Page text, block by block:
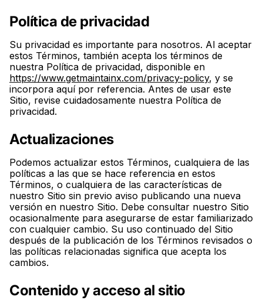
Política de privacidad
Su privacidad es importante para nosotros. Al aceptar
estos Términos, también acepta los términos de
nuestra Política de privacidad, disponible en
https://www.getmaintainx.com/privacy-policy, y se
incorpora aquí por referencia. Antes de usar este
Sitio, revise cuidadosamente nuestra Política de
privacidad.
Actualizaciones
Podemos actualizar estos Términos, cualquiera de las
políticas a las que se hace referencia en estos
Términos, o cualquiera de las características de
nuestro Sitio sin previo aviso publicando una nueva
versión en nuestro Sitio. Debe consultar nuestro Sitio
ocasionalmente para asegurarse de estar familiarizado
con cualquier cambio. Su uso continuado del Sitio
después de la publicación de los Términos revisados o
las políticas relacionadas significa que acepta los
cambios.
Contenido y acceso al sitio